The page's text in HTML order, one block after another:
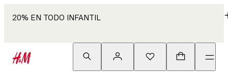
20% EN TODO INFANTIL